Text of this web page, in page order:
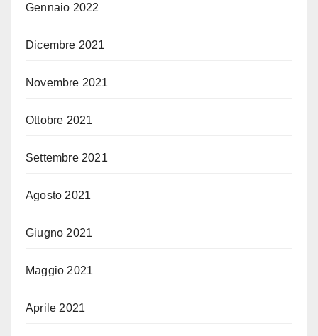
Gennaio 2022
Dicembre 2021
Novembre 2021
Ottobre 2021
Settembre 2021
Agosto 2021
Giugno 2021
Maggio 2021
Aprile 2021